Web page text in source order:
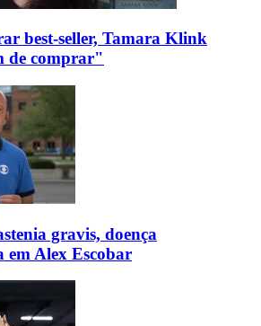
best-seller, Tamara Klink
de comprar"
gravis, doença
em Alex Escobar